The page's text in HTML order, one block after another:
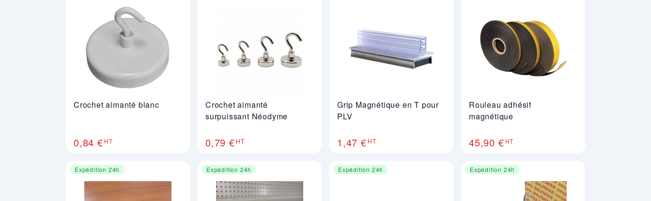
Crochet aimanté blanc
0,84 € HT
Crochet aimanté
surpuissant Néodyme
0,79 € HT
Grip Magnétique en T pour
PLV
1,47 € HT
Rouleau adhésif
magnétique
45,90 € HT
Expédition 24h Expédition 24h Expédition 24h Expédition 24h